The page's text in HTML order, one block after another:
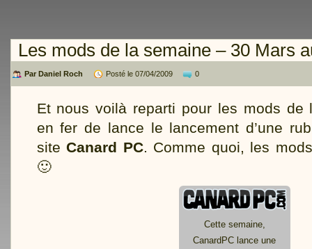
Les mods de la semaine – 30 Mars
Par Daniel Roch Posté le 07/04/2009 0
Et nous voilà reparti pour les mods de
en fer de lance le lancement d’une
siteCanard PC. Comme quoi, les
🙂
Cette semaine,
CanardPC lance une